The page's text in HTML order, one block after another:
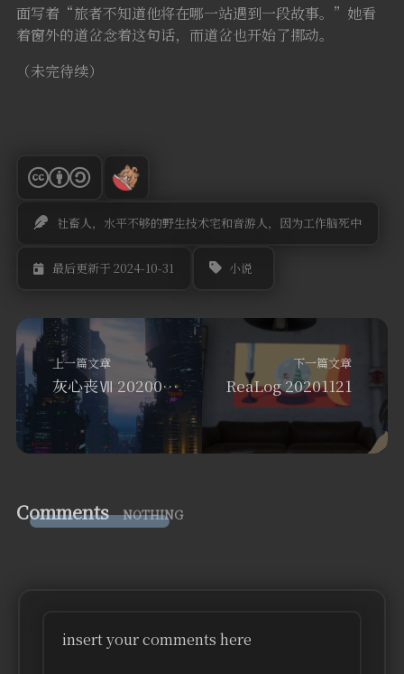
面写着“旅者不知道他将在哪一站遇到一段故事。”她看
着窗外的道岔念着这句话，而道岔也开始了挪动。
（未完待续）
社畜人，水平不够的野生技术宅和音游人，因为工作脑死中
最后更新于 2024-10-31 小说
上一篇文章
灰心丧Ⅶ 20200823
下一篇文章
ReaLog 20201121
Comments NOTHING
insert your comments here